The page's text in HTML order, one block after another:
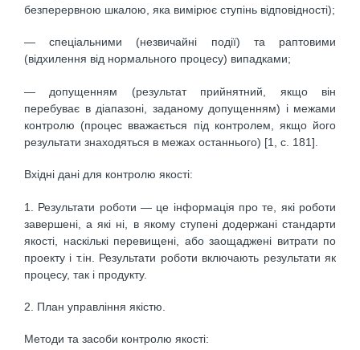
безперервною шкалою, яка вимірює ступінь відповідності);
— спеціальними (незвичайні події) та раптовими
(відхилення від нормального процесу) випадками;
— допущенням (результат прийнятний, якщо він
перебуває в діапазоні, заданому допущенням) і межами
контролю (процес вважається під контролем, якщо його
результати знаходяться в межах останнього) [1, с. 181].
Вхідні дані для контролю якості:
1. Результати роботи — це інформація про те, які роботи
завершені, а які ні, в якому ступені додержані стандарти
якості, наскількі перевищені, або заощаджені витрати по
проекту і т.ін. Результати роботи включають результати як
процесу, так і продукту.
2. План управління якістю.
Методи та засоби контролю якості: